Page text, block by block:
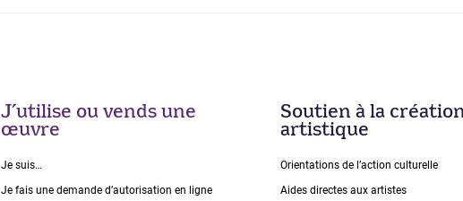
J’utilise ou vends une
œuvre
Je suis…
Je fais une demande dʼautorisation en ligne
Soutien à la
artistique
Orientations de lʼaction culturelle
Aides directes aux artistes